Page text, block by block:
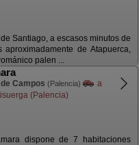
Santiago, a escasos minutos de
de Atapuerca,
palen ...
Campos (Palencia)
a
(Palencia)
dispone de 7 habitaciones